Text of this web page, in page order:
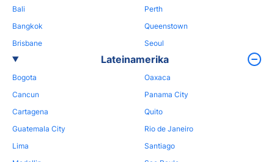
Bali
Bangkok
Brisbane
Perth
Queenstown
Seoul
Lateinamerika
Bogota
Cancun
Cartagena
Guatemala City
Lima
Oaxaca
Panama City
Quito
Rio de Janeiro
Santiago